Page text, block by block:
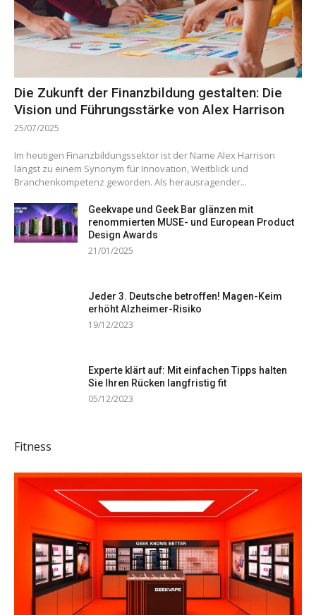
Die Zukunft der Finanzbildung gestalten: Die
Vision und Führungsstärke von Alex Harrison
25/07/2025
Im heutigen Finanzbildungssektor ist der Name Alex Harrison
längst zu einem Synonym für Innovation, Weitblick und
Branchenkompetenz geworden. Als herausragender...
Geekvape und Geek Bar glänzen mit
renommierten MUSE- und European Product
Design Awards
21/01/2025
Jeder 3. Deutsche betroffen! Magen-Keim
erhöht Alzheimer-Risiko
19/12/2023
Experte klärt auf: Mit einfachen Tipps halten
Sie Ihren Rücken langfristig fit
05/12/2023
Fitness